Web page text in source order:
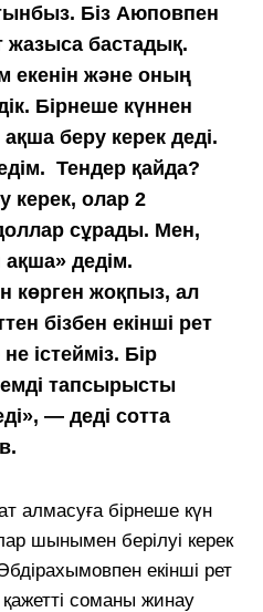
Біз Аюповпен
жазыса бастадық.
екенін және оның
Бірнеше күннен
ақша беру керек деді.
Тендер қайда?
керек, олар 2
сұрады. Мен,
дедім.
көрген жоқпыз, ал
бізбен екінші рет
істейміз. Бір
тапсырысты
— деді сотта
алмасуға бірнеше күн
шынымен берілуі керек
екінші рет
қажетті соманы жинау